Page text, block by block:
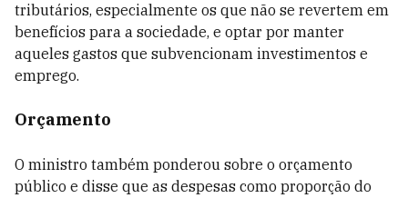
tributários, especialmente os que não se revertem em
benefícios para a sociedade, e optar por manter
aqueles gastos que subvencionam investimentos e
emprego.
Orçamento
O ministro também ponderou sobre o orçamento
público e disse que as despesas como proporção do